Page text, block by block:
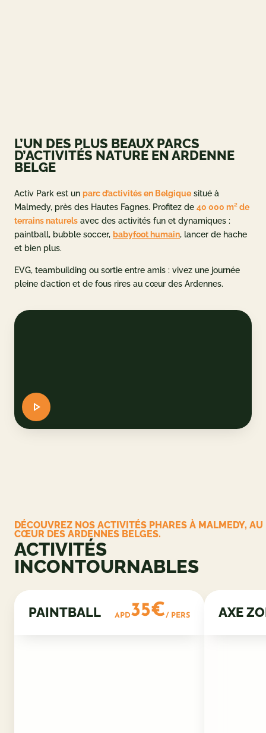
et tarifs
parc
L’UN DES PLUS BEAUX PARCS
D’ACTIVITÉS NATURE EN ARDENNE
BELGE
Activ Park est un parc d’activités en Belgique situé à
Malmedy, près des Hautes Fagnes. Profitez de 40 000 m² de
terrains naturels avec des activités fun et dynamiques :
paintball, bubble soccer, babyfoot humain, lancer de hache
et bien plus.
EVG, teambuilding ou sortie entre amis : vivez une journée
pleine d’action et de fous rires au cœur des Ardennes.
DÉCOUVREZ NOS ACTIVITÉS PHARES À MALMEDY, AU
CŒUR DES ARDENNES BELGES.
ACTIVITÉS
INCONTOURNABLES
PAINTBALL APD35€/ PERS AXE